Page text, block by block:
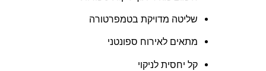
שליטה מדויקת בטמפרטורה
מתאים לאירוח ספונטני
קל יחסית לניקוי